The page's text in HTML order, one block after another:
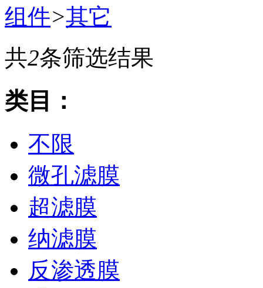
组件>其它
共2条筛选结果
类目：
不限
微孔滤膜
超滤膜
纳滤膜
反渗透膜